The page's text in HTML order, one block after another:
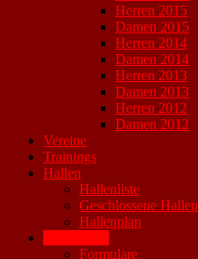
Herren 2015
Damen 2015
Herren 2014
Damen 2014
Herren 2013
Damen 2013
Herren 2012
Damen 2012
Vereine
Trainings
Hallen
Hallenliste
Geschlossene Hallen
Hallenplan
Formulare